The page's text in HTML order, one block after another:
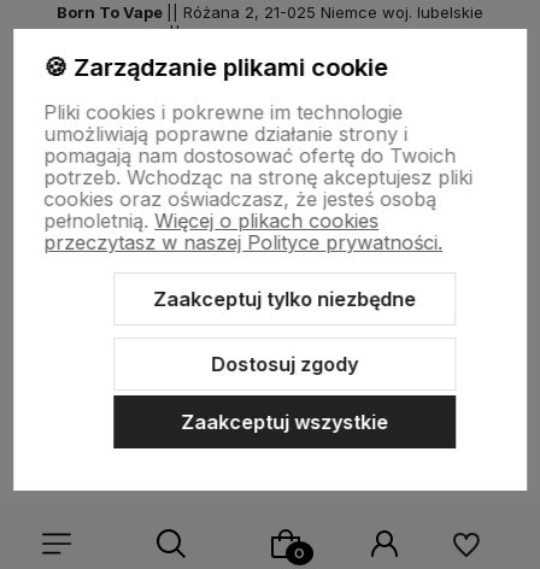
Born To Vape
|| Różana 2, 21-025 Niemce woj. lubelskie
NIP: 7141861133 || E:kontakt@born2vape.plT:665 744 477
Sklep internetowy Shoper Premium
Szablon Shoper Modern 3.0™
🍪 Zarządzanie plikami cookie
Pliki cookies i pokrewne im technologie
umożliwiają poprawne działanie strony i
pomagają nam dostosować ofertę do Twoich
potrzeb. Wchodząc na stronę akceptujesz pliki
cookies oraz oświadczasz, że jesteś osobą
pełnoletnią. Więcej o plikach cookies
przeczytasz w naszej Polityce prywatności.
Zaakceptuj tylko niezbędne
Dostosuj zgody
Zaakceptuj wszystkie